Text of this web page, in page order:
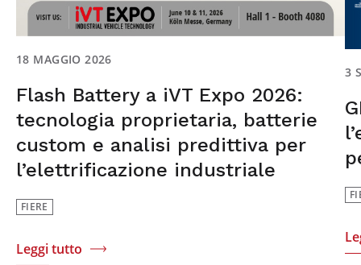
18 MAGGIO 2026
Flash Battery a iVT Expo 2026:
tecnologia proprietaria, batterie
custom e analisi predittiva per
l’elettrificazione industriale
FIERE
Leggi tutto
3